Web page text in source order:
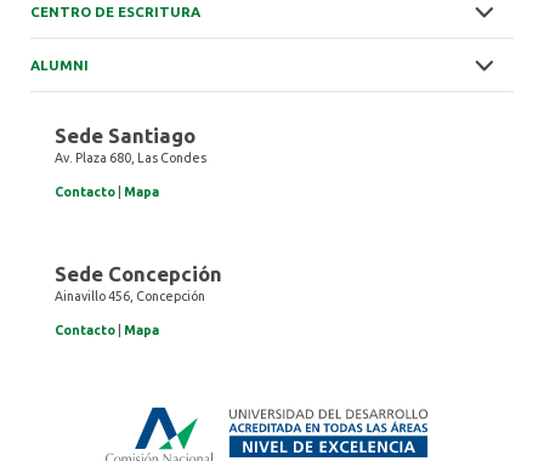
CENTRO DE ESCRITURA
ALUMNI
Sede Santiago
Av. Plaza 680, Las Condes
Contacto Mapa
Sede Concepción
Ainavillo 456, Concepción
Contacto Mapa